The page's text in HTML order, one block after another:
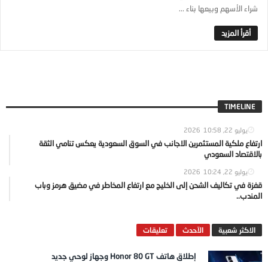
شراء الأسهم وبيعها بناء ...
TIMELINE
يوليو 22, 2026 10:58
ارتفاع ملكية المستثمرين الاجانب في السوق السعودية يعكس تنامي الثقة
بالاقتصاد السعودي
يوليو 22, 2026 10:24
قفزة في تكاليف الشحن إلى الخليج مع ارتفاع المخاطر في مضيق هرمز وباب
المندب..
الاكثر شعبية الآحدث تعليقات
إطلاق هاتف Honor 80 GT وجهاز لوحي جديد